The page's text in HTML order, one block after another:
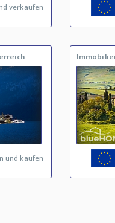
verkaufen
und kaufen